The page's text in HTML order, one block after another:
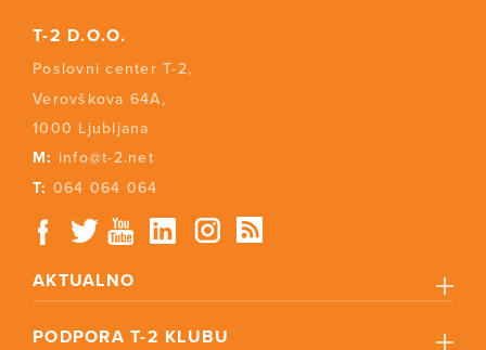
T-2 D.O.O.
Poslovni center T-2,
Verovškova 64A,
1000 Ljubljana
M: info@t-2.net
T: 064 064 064
AKTUALNO
PODPORA T-2 KLUBU